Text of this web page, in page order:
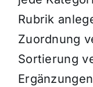
Rubrik
Zuordnung
Sortierung